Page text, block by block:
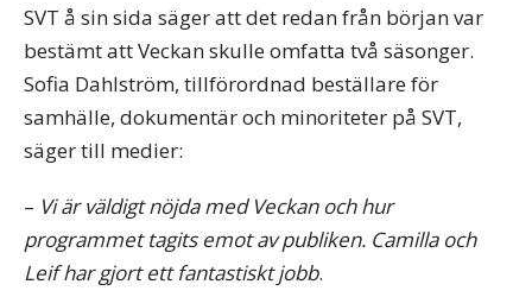
SVT å sin sida säger att det redan från början var
bestämt att Veckan skulle omfatta två säsonger.
Sofia Dahlström, tillförordnad beställare för
samhälle, dokumentär och minoriteter på SVT,
säger till medier:
– Vi är väldigt nöjda med Veckan och hur
programmet tagits emot av publiken. Camilla och
Leif har gjort ett fantastiskt jobb.